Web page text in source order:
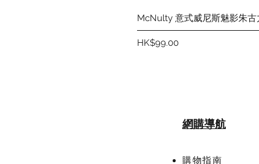
McNulty 意式威尼斯魅影朱古
價格
HK$99.00
網購導航
購物指南